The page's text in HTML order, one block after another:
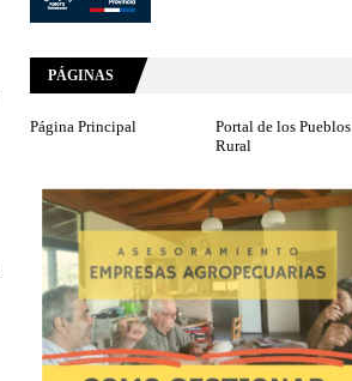
PÁGINAS
Página Principal
Portal de los Pueblos
Rural